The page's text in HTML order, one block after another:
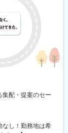
集配・提案のセー
し！勤務地は希